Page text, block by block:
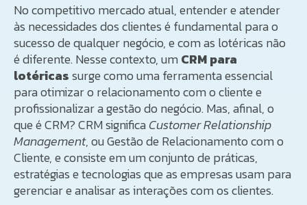
No competitivo mercado atual, entender e atender
às necessidades dos clientes é fundamental para o
sucesso de qualquer negócio, e com as lotéricas não
é diferente. Nesse contexto, umCRM para
lotéricassurge como uma ferramenta essencial
para otimizar o relacionamento com o cliente e
profissionalizar a gestão do negócio. Mas, afinal, o
que é CRM? CRM significaCustomer Relationship
Management, ou Gestão de Relacionamento com o
Cliente, e consiste em um conjunto de práticas,
estratégias e tecnologias que as empresas usam para
gerenciar e analisar as interações com os clientes.